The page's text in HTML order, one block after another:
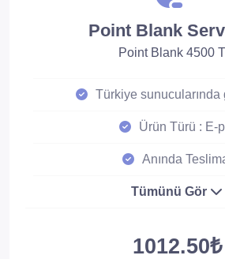
Point Blank
Point Blank 4500
Türkiye sunucularında
Ürün Türü : E-
Anında
Tümünü Gör
1012.50₺